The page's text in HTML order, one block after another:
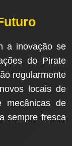
a inovação se
do Pirate
regularmente
locais de
mecânicas de
sempre fresca